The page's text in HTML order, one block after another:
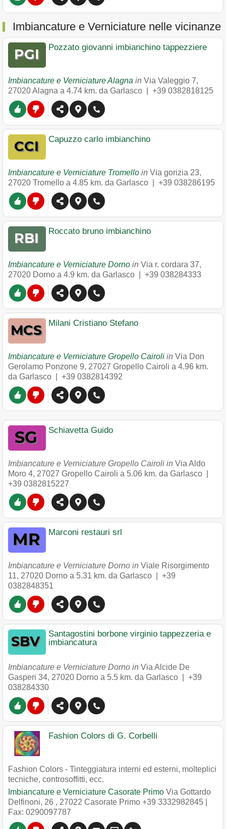
Imbiancature e Verniciature nelle vicinanze
Pozzato giovanni imbianchino tappezziere
Imbiancature e Verniciature Alagna in Via Valeggio 7,
27020Alagna a 4.74 km. da Garlasco | +39 0382818125
Capuzzo carlo imbianchino
Imbiancature e Verniciature Tromello in Via gorizia 23,
27020 Tromello a 4.85 km. da Garlasco | +39 038286195
Roccato bruno imbianchino
Imbiancature e Verniciature Dorno in Via r. cordara 37,
27020 Dorno a 4.9 km. da Garlasco | +39 038284333
Milani Cristiano Stefano
Imbiancature e Verniciature Gropello Cairoli in Via Don
Gerolamo Ponzone 9, 27027 Gropello Cairoli a 4.96 km.
da Garlasco | +39 0382814392
Schiavetta Guido
Imbiancature e Verniciature Gropello Cairoli in Via Aldo
Moro 4, 27027 Gropello Cairoli a 5.06 km. da Garlasco |
+39 0382815227
Marconi restauri srl
Imbiancature e Verniciature Dorno in Viale Risorgimento
11, 27020 Dorno a 5.31 km. da Garlasco | +39
0382848351
Santagostini borbone virginio tappezzeria e
imbiancatura
Imbiancature e Verniciature Dorno in Via Alcide De
Gasperi 34, 27020 Dorno a 5.5 km. da Garlasco | +39
038284330
Fashion Colors di G. Corbelli
Fashion Colors - Tinteggiatura interni ed esterni, molteplici
tecniche, controsoffitti, ecc.
Imbiancature e Verniciature Casorate Primo Via Gottardo
Delfinoni, 26 , 27022 Casorate Primo +39 3332982845
Fax: 0290097787